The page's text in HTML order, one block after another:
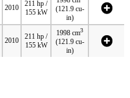
2010
211 hp /
155 kW
(121.9 cu-
in)
2010
211 hp /
155 kW
1998 cm3
(121.9 cu-
in)